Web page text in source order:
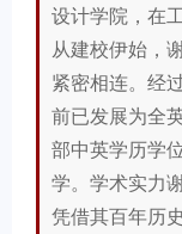
设计学院，在
从建校伊始，
紧密相连。经
前已发展为全
部中英学历学
学。学术实力
凭借其百年历